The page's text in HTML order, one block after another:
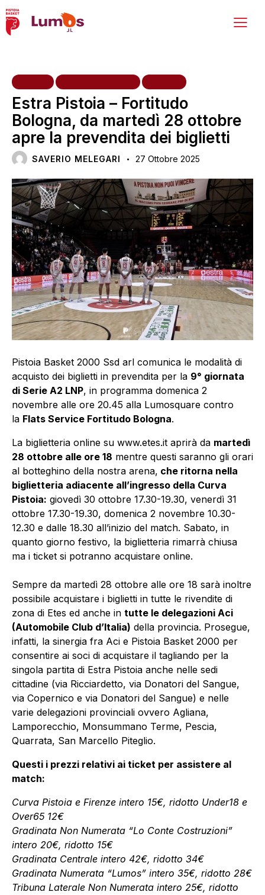
Estra Pistoia – Fortitudo
Bologna, da martedì 28 ottobre
apre la prevendita dei biglietti
SAVERIO MELEGARI 27 Ottobre 2025
Pistoia Basket 2000 Ssd arl comunica le modalità di
acquisto dei biglietti in prevendita per la 9° giornata
di Serie A2 LNP, in programma domenica 2
novembre alle ore 20.45 alla Lumosquare contro
la Flats Service Fortitudo Bologna.
La biglietteria online su www.etes.it aprirà da martedì
28 ottobre alle ore 18 mentre questi saranno gli orari
al botteghino della nostra arena, che ritorna nella
biglietteria adiacente all’ingresso della Curva
Pistoia: giovedì 30 ottobre 17.30-19.30, venerdì 31
ottobre 17.30-19.30, domenica 2 novembre 10.30-
12.30 e dalle 18.30 all’inizio del match. Sabato, in
quanto giorno festivo, la biglietteria rimarrà chiusa
ma i ticket si potranno acquistare online.
Sempre da martedì 28 ottobre alle ore 18 sarà inoltre
possibile acquistare i biglietti in tutte le rivendite di
zona di Etes ed anche in tutte le delegazioni Aci
(Automobile Club d’Italia) della provincia. Prosegue,
infatti, la sinergia fra Aci e Pistoia Basket 2000 per
consentire ai soci di acquistare il tagliando per la
singola partita di Estra Pistoia anche nelle sedi
cittadine (via Ricciardetto, via Donatori del Sangue,
via Copernico e via Donatori del Sangue) e nelle
varie delegazioni provinciali ovvero Agliana,
Lamporecchio, Monsummano Terme, Pescia,
Quarrata, San Marcello Piteglio.
Questi i prezzi relativi ai ticket per assistere al
match:
Curva Pistoia e Firenze intero 15€, ridotto Under18 e
Over65 12€
Gradinata Non Numerata “Lo Conte Costruzioni”
intero 20€, ridotto 15€
Gradinata Centrale intero 42€, ridotto 34€
Gradinata Numerata “Lumos” intero 35€, ridotto 28€
Tribuna Laterale Non Numerata intero 25€, ridotto